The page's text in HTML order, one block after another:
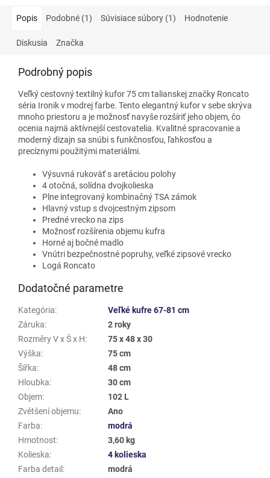
Popis Podobné (1) Súvisiace súbory (1) Hodnotenie
Diskusia Značka
Podrobný popis
Veľký cestovný textilný kufor 75 cm talianskej značky Roncato
séria Ironikv modrej farbe. Tento elegantný kufor v sebe skrýva
mnoho priestoru a je možnosť navyše rozšíriť jeho objem, čo
ocenia najmä aktívnejší cestovatelia. Kvalitné spracovanie a
moderný dizajn sa snúbi s funkčnosťou, ľahkosťou a
precíznymi použitými materiálmi.
Výsuvná rukoväť s aretáciou polohy
4 otočná, solídna dvojkolieska
Plne integrovaný kombinačný TSA zámok
Hlavný vstup s dvojcestným zipsom
Predné vrecko na zips
Možnosť rozšírenia objemu kufra
Horné aj bočné madlo
Vnútri bezpečnostné popruhy, veľké zipsové vrecko
Logá Roncato
Dodatočné parametre
Kategória:
Veľké kufre 67-81 cm
Záruka:
2 roky
Rozměry V x Š x H:
75 x 48 x 30
Výška:
75 cm
Šířka:
48 cm
Hloubka:
30 cm
Objem:
102 L
Zvětšení objemu:
Ano
Farba:
modrá
Hmotnost:
3,60 kg
Kolieska:
4 kolieska
Farba detail :
modrá